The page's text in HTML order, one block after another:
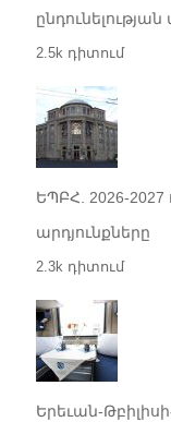
ընդունելության
2.5k դիտում
ԵՊԲՀ. 2026-
արդյունքները
2.3k դիտում
Երեւան-